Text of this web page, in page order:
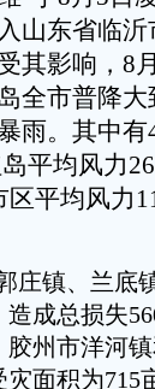
入山东省临
其影响，8
全市普降
雨。其中
平均风力
平均风力
庄镇、兰底
成总损失
胶州市洋河
面积为715